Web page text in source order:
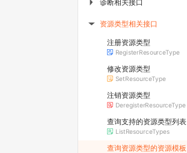
▶ 诊断相关接口
▶ 资源类型相关接口
注册资源类型
RegisterResourceType
修改资源类型
SetResourceType
注销资源类型
DeregisterResourceType
查询支持的资源类型列表
ListResourceTypes
查询资源类型的资源模板